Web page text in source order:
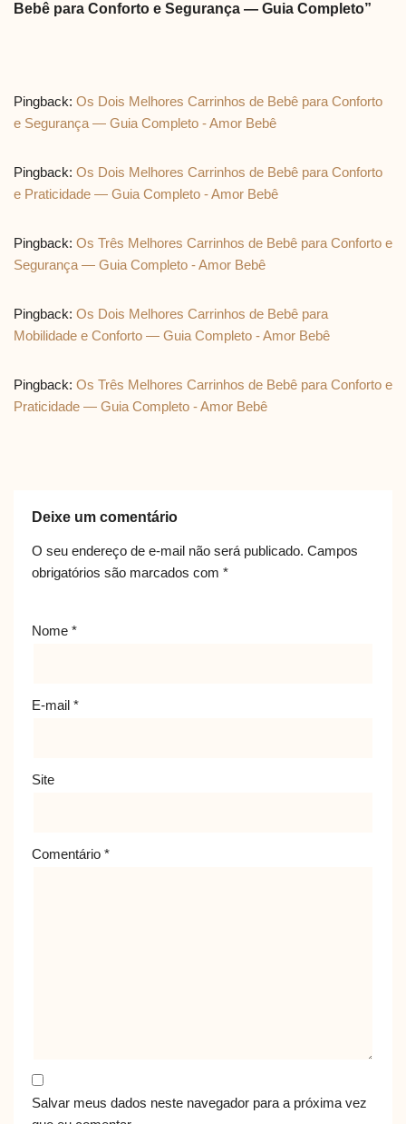
Bebê para Conforto e Segurança — Guia Completo”
Pingback: Os Dois Melhores Carrinhos de Bebê para Conforto
e Segurança — Guia Completo - Amor Bebê
Pingback: Os Dois Melhores Carrinhos de Bebê para Conforto
e Praticidade — Guia Completo - Amor Bebê
Pingback: Os Três Melhores Carrinhos de Bebê para Conforto e
Segurança — Guia Completo - Amor Bebê
Pingback: Os Dois Melhores Carrinhos de Bebê para
Mobilidade e Conforto — Guia Completo - Amor Bebê
Pingback: Os Três Melhores Carrinhos de Bebê para Conforto e
Praticidade — Guia Completo - Amor Bebê
Deixe um comentário
O seu endereço de e-mail não será publicado. Campos
obrigatórios são marcados com *
Nome *
E-mail *
Site
Comentário *
Salvar meus dados neste navegador para a próxima vez